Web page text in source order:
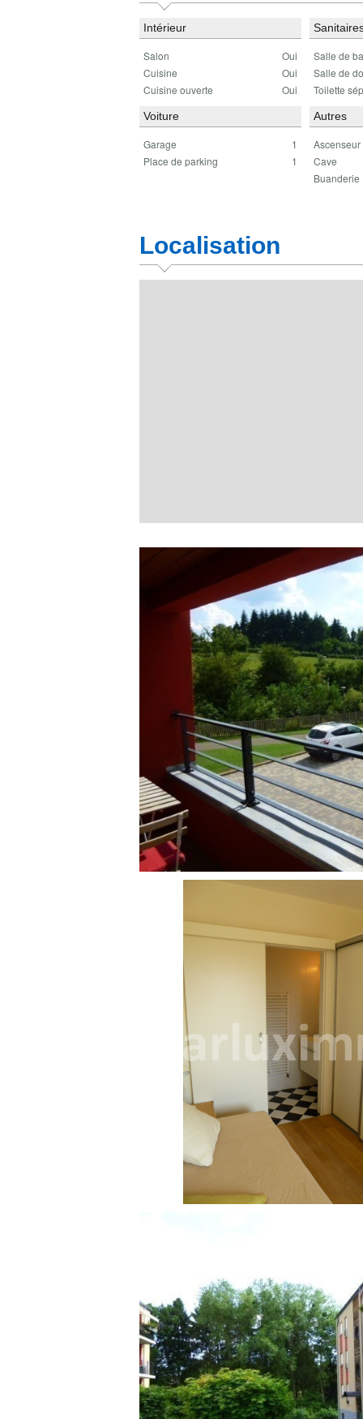
Intérieur
Salon
Oui
Cuisine
Oui
Cuisine ouverte
Oui
Salle de
Salle de
Toilette
Voiture
Garage
1
Place de parking
1
Autres
Ascenseur
Cave
Buanderie
Localisation